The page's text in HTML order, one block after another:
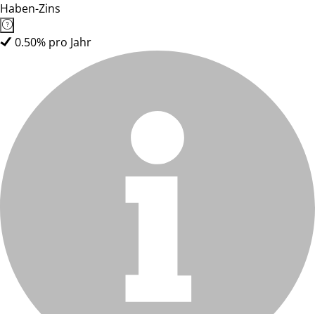
Haben-Zins
0.50% pro Jahr